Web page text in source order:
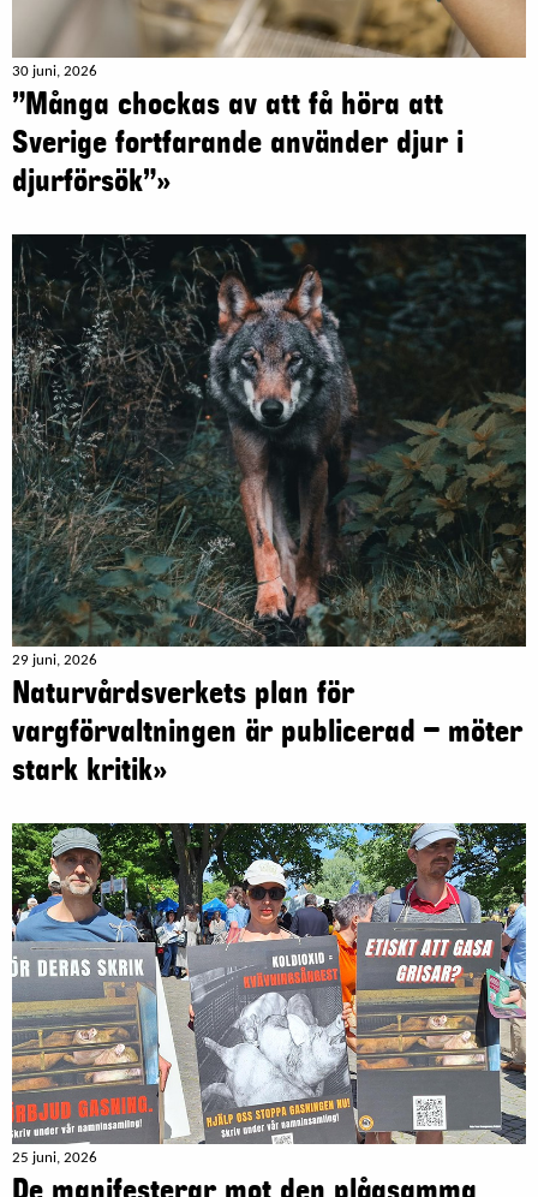
30 juni, 2026
”Många chockas av att få höra att
Sverige fortfarande använder djur i
djurförsök”»
29 juni, 2026
Naturvårdsverkets plan för
vargförvaltningen är publicerad – möter
stark kritik»
25 juni, 2026